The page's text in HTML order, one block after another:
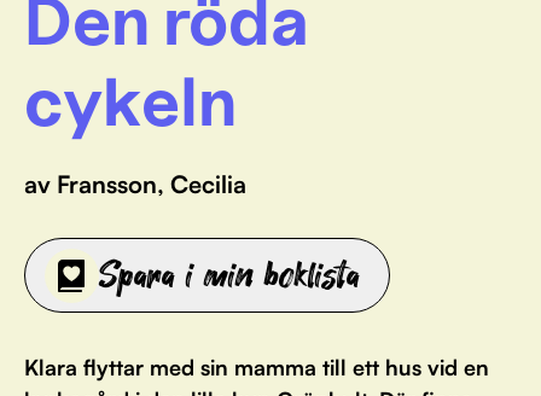
Den röda
cykeln
av Fransson, Cecilia
Spara i min boklista
Klara flyttar med sin mamma till ett hus vid en